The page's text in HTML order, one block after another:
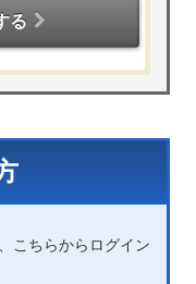
る
こちらからログイン